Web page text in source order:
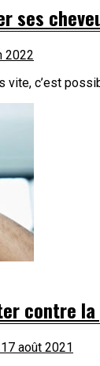
ses
2022
vite, c’est
contre la
7 août 2021